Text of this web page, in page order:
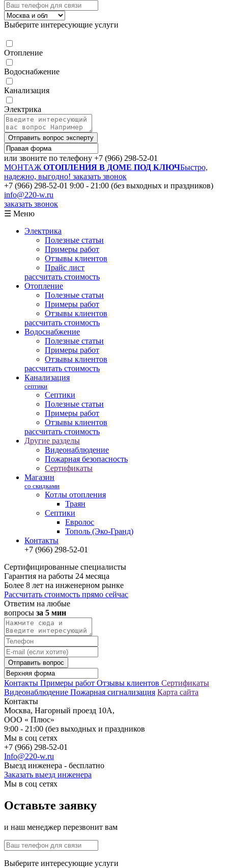
Выберите интересующие услуги
Отопление
Водоснабжение
Канализация
Электрика
Отправить вопрос эксперту
или звоните по телефону +7 (966) 298-52-01
МОНТАЖ ОТОПЛЕНИЯ В ДОМЕ ПОД КЛЮЧБыстро,
надежно, выгодно! заказать звонок
+7 (966) 298-52-01 9:00 - 21:00 (без выходных и праздников)
info@220-w.ru
заказать звонок
☰ Меню
Электрика
Полезные статьи
Примеры работ
Отзывы клиентов
Прайс лист
рассчитать стоимость
Отопление
Полезные статьи
Примеры работ
Отзывы клиентов
рассчитать стоимость
Водоснабжение
Полезные статьи
Примеры работ
Отзывы клиентов
рассчитать стоимость
Канализация
септики
Септики
Полезные статьи
Примеры работ
Отзывы клиентов
рассчитать стоимость
Другие разделы
Видеонаблюдение
Пожарная безопасность
Сертификаты
Магазин
со скидками
Котлы отопления
Траян
Септики
Евролос
Тополь (Эко-Гранд)
Контакты
+7 (966) 298-52-01
Сертифицированные специалисты
Гарантия на работы 24 месяца
Более 8 лет на инженерном рынке
Рассчитать стоимость прямо сейчас
Ответим на любые
вопросы за 5 мин
Отправить вопрос
Контакты Примеры работ Отзывы клиентов Сертификаты
Видеонаблюдение Пожарная сигнализация Карта сайта
Контакты
Москва, Нагорный проезд 10А,
ООО « Плюс»
9:00 - 21:00 (без выходных и праздников
Мы в соц сетях
+7 (966) 298-52-01
Info@220-w.ru
Выезд инженера - бесплатно
Заказать выезд инженера
Мы в соц сетях
Оставьте заявку
и наш менеджер перезвонит вам
Выберите интересующие услуги